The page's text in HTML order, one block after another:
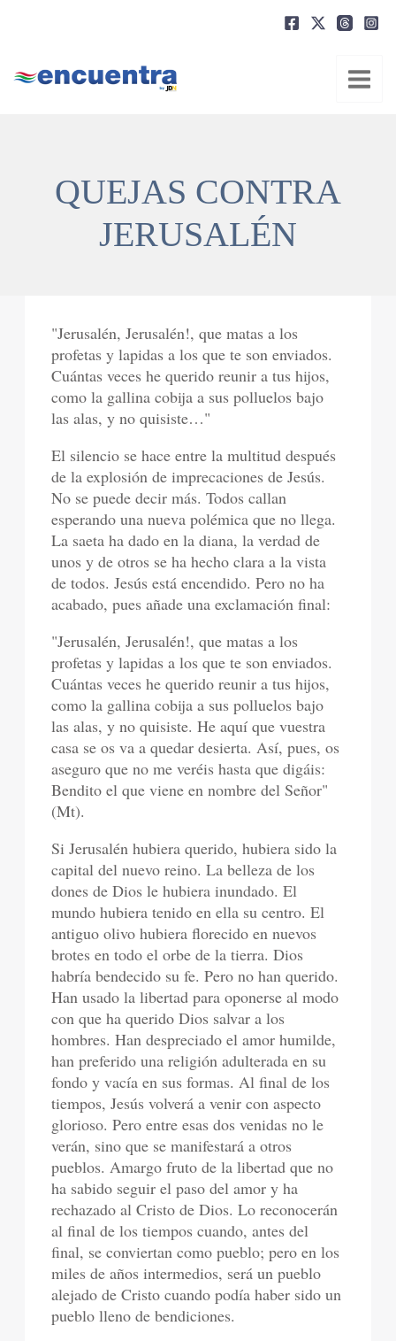
QUEJAS CONTRA
JERUSALÉN
"Jerusalén, Jerusalén!, que matas a los
profetas y lapidas a los que te son enviados.
Cuántas veces he querido reunir a tus hijos,
como la gallina cobija a sus polluelos bajo
las alas, y no quisiste…"
El silencio se hace entre la multitud después
de la explosión de imprecaciones de Jesús.
No se puede decir más. Todos callan
esperando una nueva polémica que no llega.
La saeta ha dado en la diana, la verdad de
unos y de otros se ha hecho clara a la vista
de todos. Jesús está encendido. Pero no ha
acabado, pues añade una exclamación final:
"Jerusalén, Jerusalén!, que matas a los
profetas y lapidas a los que te son enviados.
Cuántas veces he querido reunir a tus hijos,
como la gallina cobija a sus polluelos bajo
las alas, y no quisiste. He aquí que vuestra
casa se os va a quedar desierta. Así, pues, os
aseguro que no me veréis hasta que digáis:
Bendito el que viene en nombre del Señor"
(Mt).
Si Jerusalén hubiera querido, hubiera sido la
capital del nuevo reino. La belleza de los
dones de Dios le hubiera inundado. El
mundo hubiera tenido en ella su centro. El
antiguo olivo hubiera florecido en nuevos
brotes en todo el orbe de la tierra. Dios
habría bendecido su fe. Pero no han querido.
Han usado la libertad para oponerse al modo
con que ha querido Dios salvar a los
hombres. Han despreciado el amor humilde,
han preferido una religión adulterada en su
fondo y vacía en sus formas. Al final de los
tiempos, Jesús volverá a venir con aspecto
glorioso. Pero entre esas dos venidas no le
verán, sino que se manifestará a otros
pueblos. Amargo fruto de la libertad que no
ha sabido seguir el paso del amor y ha
rechazado al Cristo de Dios. Lo reconocerán
al final de los tiempos cuando, antes del
final, se conviertan como pueblo; pero en los
miles de años intermedios, será un pueblo
alejado de Cristo cuando podía haber sido un
pueblo lleno de bendiciones.